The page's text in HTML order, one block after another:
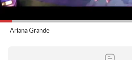
Ariana Grande